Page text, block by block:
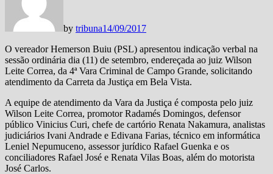
by tribuna14/09/2017
O vereador Hemerson Buiu (PSL) apresentou indicação verbal na
sessão ordinária dia (11) de setembro, endereçada ao juiz Wilson
Leite Correa, da 4ª Vara Criminal de Campo Grande, solicitando
atendimento da Carreta da Justiça em Bela Vista.
A equipe de atendimento da Vara da Justiça é composta pelo juiz
Wilson Leite Correa, promotor Radamés Domingos, defensor
público Vinicius Curi, chefe de cartório Renata Nakamura, analistas
judiciários Ivani Andrade e Edivana Farias, técnico em informática
Leniel Nepumuceno, assessor jurídico Rafael Guenka e os
conciliadores Rafael José e Renata Vilas Boas, além do motorista
José Carlos.